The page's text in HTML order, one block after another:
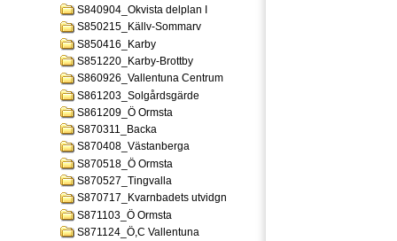
S840904_Okvista delplan I
S850215_Källv-Sommarv
S850416_Karby
S851220_Karby-Brottby
S860926_Vallentuna Centrum
S861203_Solgårdsgärde
S861209_Ö Ormsta
S870311_Backa
S870408_Västanberga
S870518_Ö Ormsta
S870527_Tingvalla
S870717_Kvarnbadets utvidgn
S871103_Ö Ormsta
S871124_Ö,C Vallentuna